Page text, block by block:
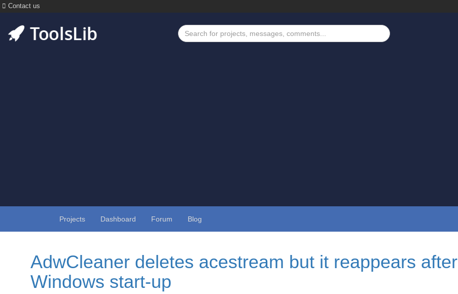
Contact us
Projects Dashboard Forum Blog
AdwCleaner deletes acestream but it reappears after
Windows start-up